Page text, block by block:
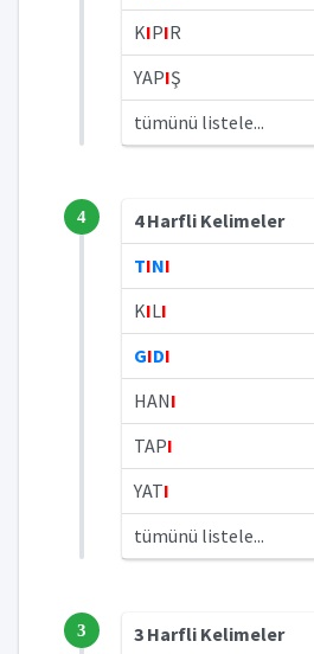
KIPIR
YAPIŞ
tümünü listele...
4
4 Harfli Kelimeler
TINI
KILI
GIDI
HANI
TAPI
YATI
tümünü listele...
3 3 Harfli Kelimeler